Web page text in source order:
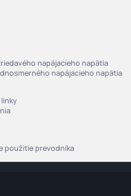
napájacieho napätia
napájacieho napätia
použitie prevodníka